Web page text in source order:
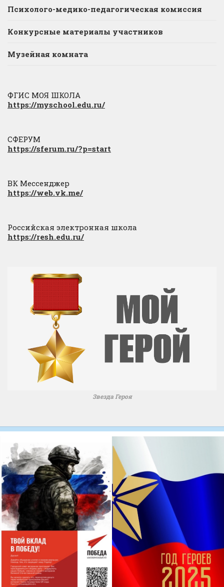
Психолого-медико-педагогическая комиссия
Конкурсные материалы участников
Музейная комната
ФГИС МОЯ ШКОЛА
https://myschool.edu.ru/
СФЕРУМ
https://sferum.ru/?p=start
ВК Мессенджер
https://web.vk.me/
Российская электронная школа
https://resh.edu.ru/
Звезда Героя